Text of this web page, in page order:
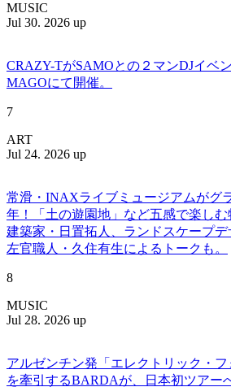
MUSIC
Jul 30. 2026 up
CRAZY-TがSAMOとの２マンDJイベ
MAGOにて開催。
7
ART
Jul 24. 2026 up
常滑・INAXライブミュージアムがグ
年！「土の遊園地」など五感で楽しむ
建築家・日置拓人、ランドスケープデ
左官職人・久住有生によるトークも。
8
MUSIC
Jul 28. 2026 up
アルゼンチン発「エレクトリック・
を牽引するBARDAが、日本初ツアー